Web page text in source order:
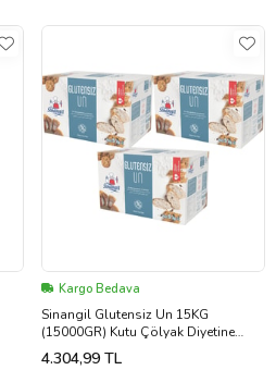
Kargo Bedava
Sinangil Glutensiz Un 15KG
(15000GR) Kutu Çölyak Diyetine
Uygun (3PK*5Kg)
4.304,99 TL